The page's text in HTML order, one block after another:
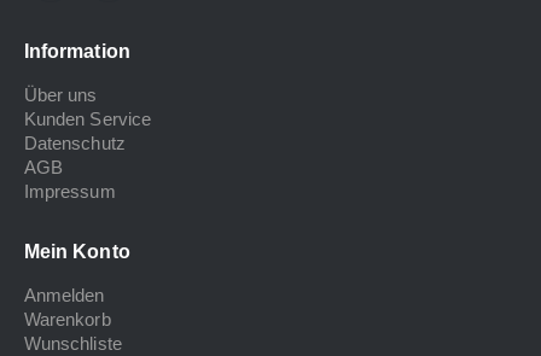
Information
Über uns
Kunden Service
Datenschutz
AGB
Impressum
Mein Konto
Anmelden
Warenkorb
Wunschliste